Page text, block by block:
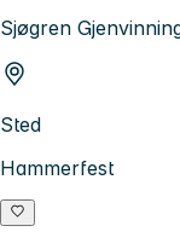
Sjøgren
Sted
Hammerfest